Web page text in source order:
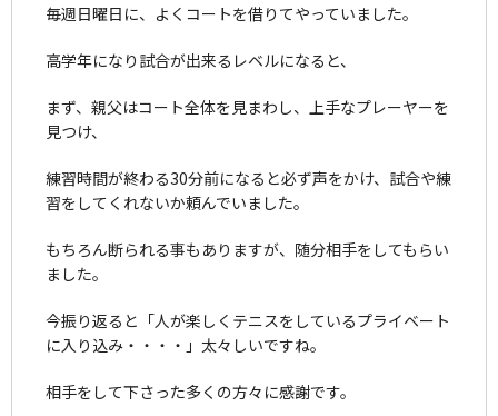
毎週日曜日に、よくコートを借りてやっていました。
高学年になり試合が出来るレベルになると、
まず、親父はコート全体を見まわし、上手なプレーヤーを
見つけ、
練習時間が終わる30分前になると必ず声をかけ、試合や練
習をしてくれないか頼んでいました。
もちろん断られる事もありますが、随分相手をしてもらい
ました。
今振り返ると「人が楽しくテニスをしているプライベート
に入り込み・・・・」太々しいですね。
相手をして下さった多くの方々に感謝です。